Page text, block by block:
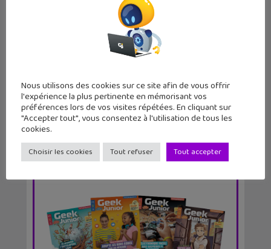
Lecture d’été 2026 #6 : Là où danse le
Nous utilisons des cookies sur ce site afin de vous offrir
l'expérience la plus pertinente en mémorisant vos
préférences lors de vos visites répétées. En cliquant sur
"Accepter tout", vous consentez à l'utilisation de tous les
cookies.
Choisir les cookies Tout refuser Tout accepter